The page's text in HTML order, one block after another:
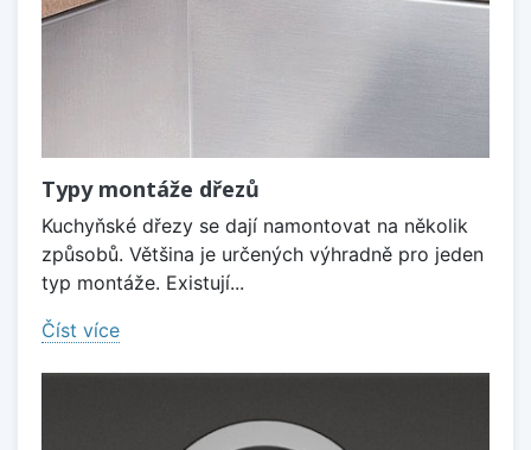
Typy montáže dřezů
Kuchyňské dřezy se dají namontovat na několik
způsobů. Většina je určených výhradně pro jeden
typ montáže. Existují...
Číst více